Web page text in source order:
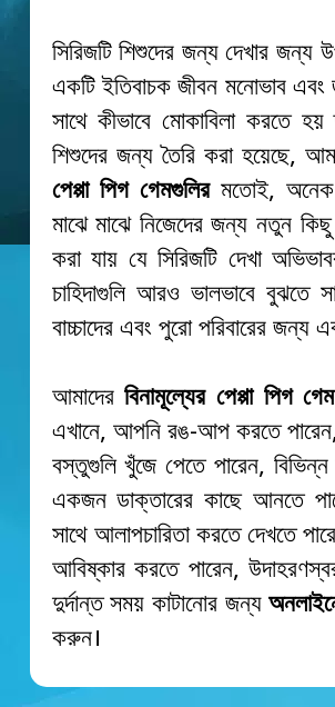
সিরিজটি শিশুদের জন্য দেখার জন্য
একটি ইতিবাচক জীবন মনোভাব এবং
সাথে কীভাবে মোকাবিলা করতে হয়
শিশুদের জন্য তৈরি করা হয়েছে,
পেপ্পা পিগ গেমগুলিরমতোই, অনেক
মাঝে মাঝে নিজেদের জন্য নতুন
করা যায় যে সিরিজটি দেখা
চাহিদাগুলি আরও ভালভাবে বুঝতে
বাচ্চাদের এবং পুরো পরিবারের জন্য
আমাদেরবিনামূল্যের পেপ্পা পিগ গেম
এখানে, আপনি রঙ-আপ করতে
বস্তুগুলি খুঁজে পেতে পারেন,
একজন ডাক্তারের কাছে আনতে
সাথে আলাপচারিতা করতে দেখতে
আবিষ্কার করতে পারেন,
দুর্দান্ত সময় কাটানোর জন্য
করুন।